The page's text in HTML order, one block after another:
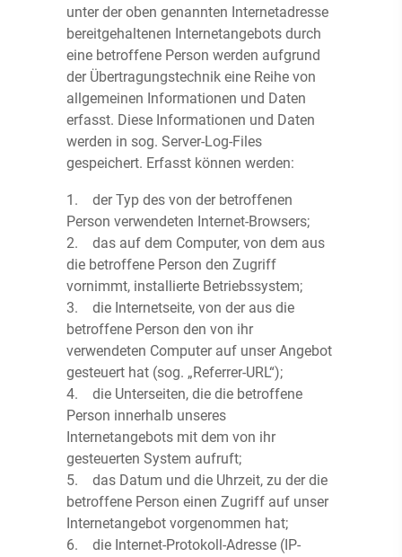
unter der oben genannten Internetadresse
bereitgehaltenen Internetangebots durch
eine betroffene Person werden aufgrund
der Übertragungstechnik eine Reihe von
allgemeinen Informationen und Daten
erfasst. Diese Informationen und Daten
werden in sog. Server-Log-Files
gespeichert. Erfasst können werden:
1. der Typ des von der betroffenen
Person verwendeten Internet-Browsers;
2. das auf dem Computer, von dem aus
die betroffene Person den Zugriff
vornimmt, installierte Betriebssystem;
3. die Internetseite, von der aus die
betroffene Person den von ihr
verwendeten Computer auf unser Angebot
gesteuert hat (sog. „Referrer-URL“);
4. die Unterseiten, die die betroffene
Person innerhalb unseres
Internetangebots mit dem von ihr
gesteuerten System aufruft;
5. das Datum und die Uhrzeit, zu der die
betroffene Person einen Zugriff auf unser
Internetangebot vorgenommen hat;
6. die Internet-Protokoll-Adresse (IP-